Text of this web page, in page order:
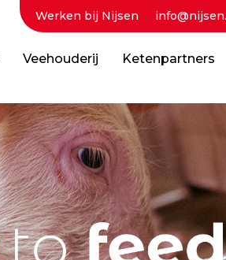
Werken bij Nijsen
Veehouderij Ketenpartners